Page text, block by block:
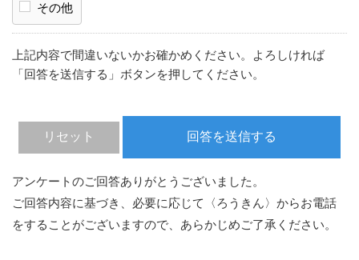
その他
上記内容で間違いないかお確かめください。よろしければ
「回答を送信する」ボタンを押してください。
アンケートのご回答ありがとうございました。
ご回答内容に基づき、必要に応じて〈ろうきん〉からお電話
をすることがございますので、あらかじめご了承ください。